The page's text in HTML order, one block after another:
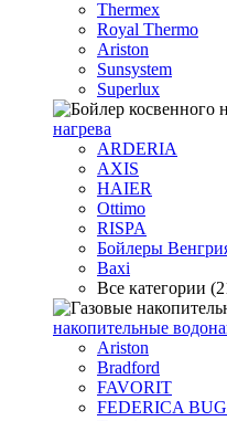
Thermex
Royal Thermo
Ariston
Sunsystem
Superlux
нагрева
ARDERIA
AXIS
HAIER
Ottimo
RISPA
Бойлеры
Baxi
Все категории
накопительные
Ariston
Bradford
FAVORIT
FEDERICA